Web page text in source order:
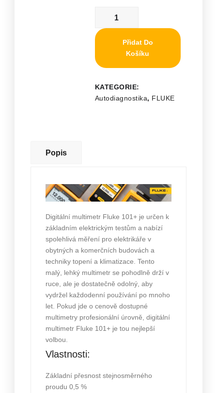
Přidat Do
Košíku
KATEGORIE:
Autodiagnostika, FLUKE
Popis
Digitální multimetr Fluke 101+ je určen k
základním elektrickým testům a nabízí
spolehlivá měření pro elektrikáře v
obytných a komerčních budovách a
techniky topení a klimatizace. Tento
malý, lehký multimetr se pohodlně drží v
ruce, ale je dostatečně odolný, aby
vydržel každodenní používání po mnoho
let. Pokud jde o cenově dostupné
multimetry profesionální úrovně, digitální
multimetr Fluke 101+ je tou nejlepší
volbou.
Vlastnosti:
Základní přesnost stejnosměrného
proudu 0,5 %